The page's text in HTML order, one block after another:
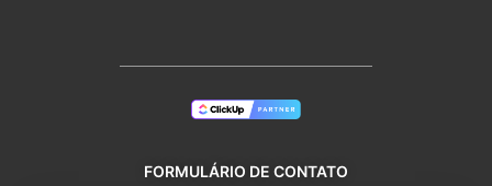
FORMULÁRIO DE CONTATO